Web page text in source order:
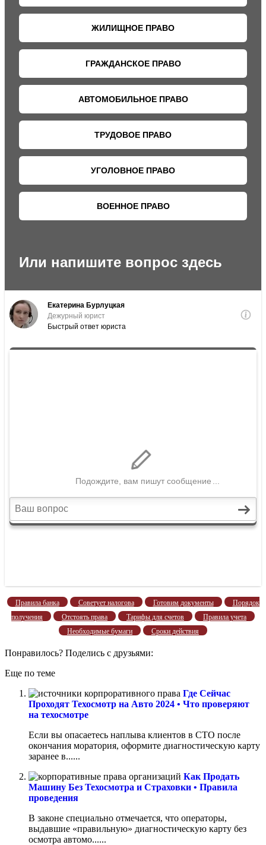
Правила банка Советует налогова Готовим документы
Порядок
получения
Отстоять права Тарифы для счетов
Правила учета
Необходимые бумаги
Сроки действия
Понравилось? Поделись с друзьями:
Еще по теме
Где Сейчас
Проходят Техосмотр на Авто 2024 • Что проверяют
на техосмотре
Если вы опасаетесь наплыва клиентов в СТО после
окончания моратория, оформите диагностическую карту
заранее в......
Как Продать
Машину Без Техосмотра и Страховки • Правила
проведения
В законе специально отмечается, что операторы,
выдавшие «правильную» диагностическую карту без
осмотра автомо......